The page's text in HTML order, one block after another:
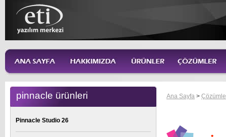
Ana Sayfa >
pinnacle ürünleri
Pinnacle Studio 26